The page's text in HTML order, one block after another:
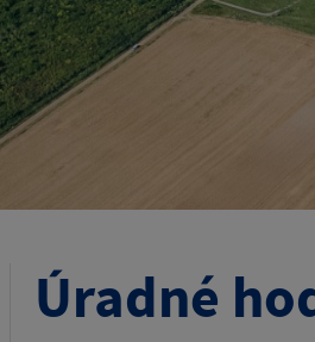
Úradné